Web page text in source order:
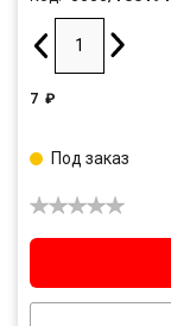
7 ₽
Под заказ